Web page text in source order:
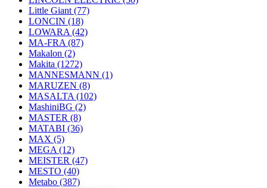
Little Giant (77)
LONCIN (18)
LOWARA (42)
MA-FRA (87)
Makalon (2)
Makita (1272)
MANNESMANN (1)
MARUZEN (8)
MASALTA (102)
MashiniBG (2)
MASTER (8)
MATABI (36)
MAX (5)
MEGA (12)
MEISTER (47)
MESTO (40)
Metabo (387)